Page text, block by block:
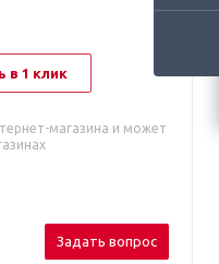
в 1 клик
магазина и может
Задать вопрос